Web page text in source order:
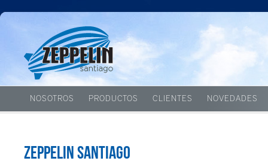
NOSOTROS PRODUCTOS CLIENTES NOVEDADES
Zeppelin Santiago